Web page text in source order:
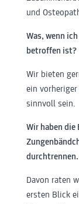
und
Was, wenn
betroffen ist?
Wir bieten
ein
sinnvoll sein.
Wir haben die
Davon raten
ersten Blick